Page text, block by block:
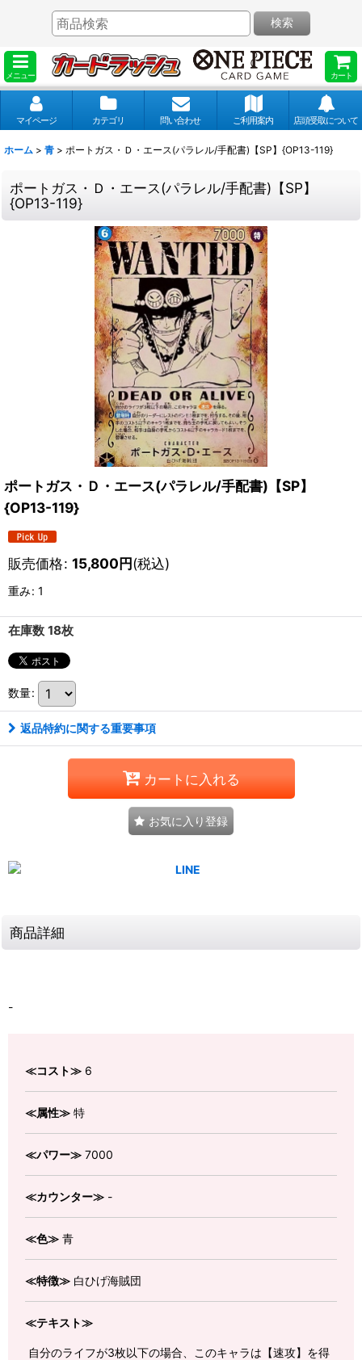
メニュー カート
検索
マイページ カテゴリ 問い合わせ ご利用案内 店頭受取について
ホーム > 青 > ポートガス・Ｄ・エース(パラレル/手配書)【SP】{OP13-119}
ポートガス・Ｄ・エース(パラレル/手配書)【SP】
{OP13-119}
ポートガス・Ｄ・エース(パラレル/手配書)【SP】
{OP13-119}
販売価格: 15,800円(税込)
重み: 1
在庫数 18枚
数量:
返品特約に関する重要事項
カートに入れる
お気に入り登録
商品詳細
-
≪コスト≫ 6
≪属性≫ 特
≪パワー≫ 7000
≪カウンター≫ -
≪色≫ 青
≪特徴≫ 白ひげ海賊団
≪テキスト≫
自分のライフが3枚以下の場合、このキャラは【速攻】を得